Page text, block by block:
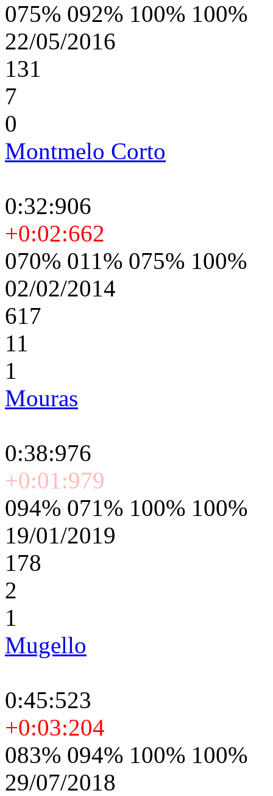
075% 092% 100% 100%
22/05/2016
131
7
0
Montmelo Corto
0:32:906
+0:02:662
070% 011% 075% 100%
02/02/2014
617
11
1
Mouras
0:38:976
+0:01:979
094% 071% 100% 100%
19/01/2019
178
2
1
Mugello
0:45:523
+0:03:204
083% 094% 100% 100%
29/07/2018